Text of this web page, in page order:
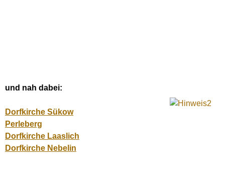
und nah dabei:
Dorfkirche Sükow
Perleberg
Dorfkirche Laaslich
Dorfkirche Nebelin